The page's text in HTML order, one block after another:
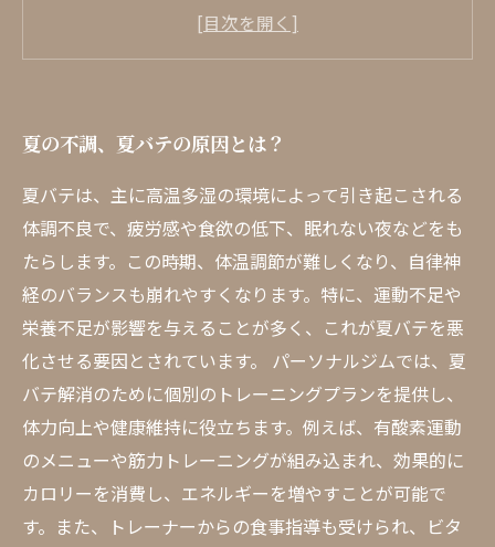
パーソナルジムで得られる心と体の健康の秘訣
夏バテを乗り越えた成功事例！ジムで変わった
私の生活
あなたも体験してみよう！パーソナルジムでの
夏バテ対策プログラム
夏の不調、夏バテの原因とは？
夏バテは、主に高温多湿の環境によって引き起こされる
体調不良で、疲労感や食欲の低下、眠れない夜などをも
たらします。この時期、体温調節が難しくなり、自律神
経のバランスも崩れやすくなります。特に、運動不足や
栄養不足が影響を与えることが多く、これが夏バテを悪
化させる要因とされています。 パーソナルジムでは、夏
バテ解消のために個別のトレーニングプランを提供し、
体力向上や健康維持に役立ちます。例えば、有酸素運動
のメニューや筋力トレーニングが組み込まれ、効果的に
カロリーを消費し、エネルギーを増やすことが可能で
す。また、トレーナーからの食事指導も受けられ、ビタ